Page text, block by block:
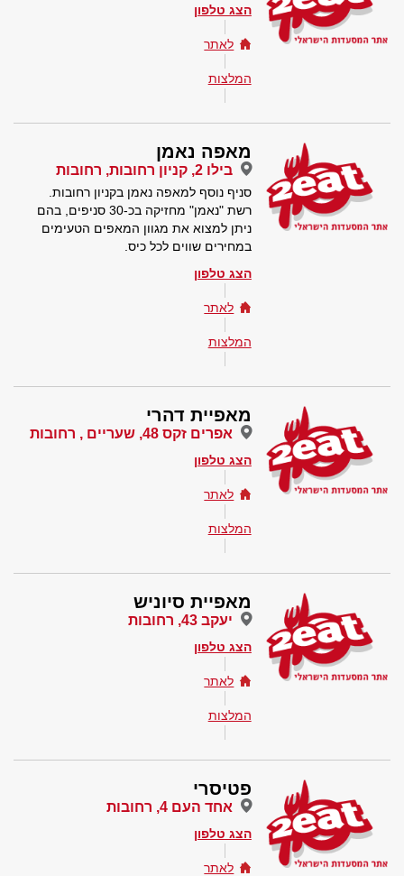
הצג טלפון
לאתר
המלצות
מאפה נאמן
בילו 2, קניון רחובות, רחובות
סניף נוסף למאפה נאמן בקניון רחובות.
רשת "נאמן" מחזיקה בכ-30 סניפים, בהם
ניתן למצוא את מגוון המאפים הטעימים
במחירים שווים לכל כיס.
הצג טלפון
לאתר
המלצות
מאפיית דהרי
אפרים זקס 48, שעריים , רחובות
הצג טלפון
לאתר
המלצות
מאפיית סיוניש
יעקב 43, רחובות
הצג טלפון
לאתר
המלצות
פטיסרי
אחד העם 4, רחובות
הצג טלפון
לאתר